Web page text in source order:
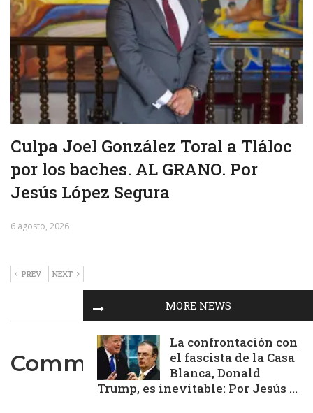
Culpa Joel González Toral a Tláloc
por los baches. AL GRANO. Por
Jesús López Segura
6 agosto, 2026
PREV NEXT
Comments are closed.
MORE NEWS
La confrontación con
el fascista de la Casa
Blanca, Donald
Trump, es inevitable: Por Jesús ...